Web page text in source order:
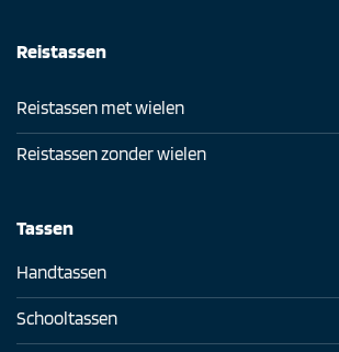
Reistassen
Reistassen met wielen
Reistassen zonder wielen
Tassen
Handtassen
Schooltassen